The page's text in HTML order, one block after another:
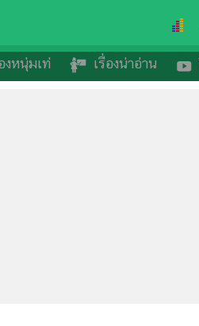
งหนุ่มเท่ เรื่องน่าอ่าน